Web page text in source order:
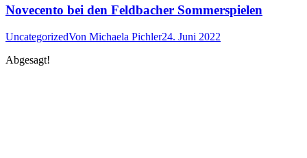
Novecento bei den Feldbacher Sommerspielen
UncategorizedVon Michaela Pichler24. Juni 2022
Abgesagt!